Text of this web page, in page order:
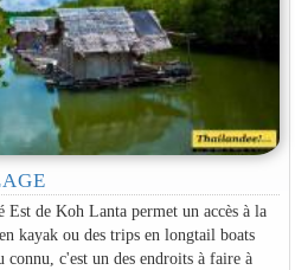
de Koh Lanta permet un accès à la
kayak ou des trips en longtail boats
c'est un des endroits à faire à